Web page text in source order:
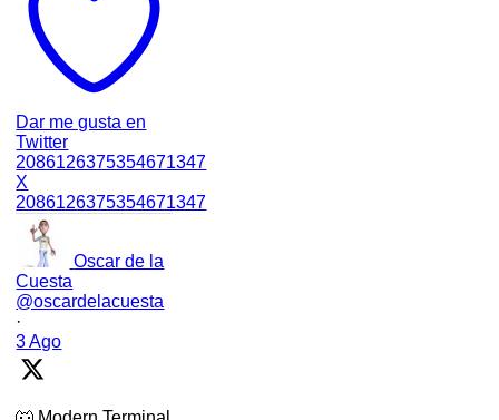
Dar me gusta en
Twitter
2086126375354671347
X
2086126375354671347
Oscar de la
Cuesta
@oscardelacuesta
·
3 Ago